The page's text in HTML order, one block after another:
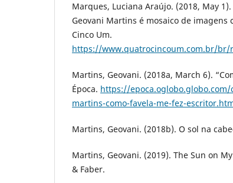
Marques, Luciana Araújo. (2018, May
Geovani Martins é mosaico de
Cinco Um.
https://www.quatrocincoum.com.br/
Martins, Geovani. (2018a, March 6).
Época. https://
martins-como-favela-me-fez-
Martins, Geovani. (2018b). O sol na
Martins, Geovani. (2019). The Sun on
& Faber.